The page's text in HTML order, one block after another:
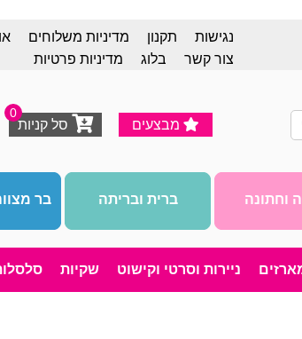
נגישות תקנון מדיניות משלוחים
צור קשר
בלוג מדיניות פרטיות
מבצעים סל קניות
0
בר ברית ובריתה וחתונה
ניירות וסרטי וקישוט שקיות